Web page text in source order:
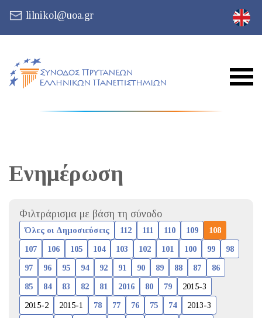
lilnikol@uoa.gr
Ενημέρωση
Φιλτράρισμα με βάση τη σύνοδο
Όλες οι Δημοσιεύσεις 112 111 110 109
108
107
106 105 104 103 102 101 100 99
98
97
96 95 94 92 91 90 89 88 87
86
85
84 83 82 81 2016 80 79
2015-3
2015-2
2015-1 78 77 76 75 74
2013-3